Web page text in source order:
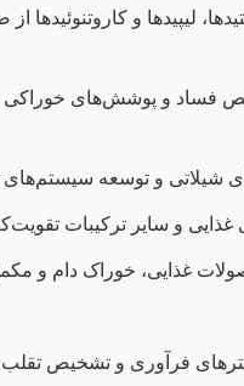
لیپیدها و کاروتنوئیدها
فساد و پوشش‌های خوراکی
شیلاتی و توسعه
غذایی و سایر ترکیبات
غذایی، خوراک دام و
فرآوری و تشخیص